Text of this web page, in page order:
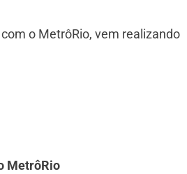
o MetrôRio, vem realizando
MetrôRio